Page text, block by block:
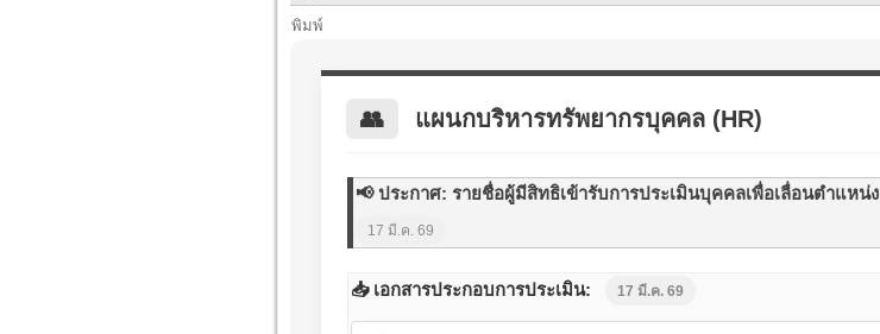
พิมพ์
👥 แผนกบริหารทรัพยากรบุคคล (HR)
📢 ประกาศ: รายชื่อผู้มีสิทธิเข้ารับการประเมินบุคคลเพื่อเลื่อนตำแหน่ง
17 มี.ค. 69
📥 เอกสารประกอบการประเมิน: 17 มี.ค. 69